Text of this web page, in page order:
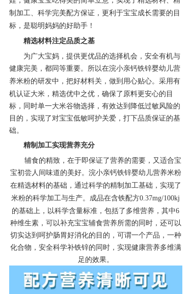
制加工、科学完美配方保证，更利于宝宝成长需要的目
标，是聪明妈妈的好助手！
精选材料注定品质之基
为广大宝妈，提供更优品的选择机会，安全有机与
健康完美，都同等重要。所以在浣小亲钙铁锌婴幼儿营
养米粉的研发中，把好材料关，做到用心贴心。采用有
机认证大米，精选优中之优，确保了原料更安心的目
标，同时单一大米谷物选择，有效达到降低过敏风险的
目的，实现了对宝宝低敏呵护关爱，打下品质保证的基
础。
精制加工实现营养充分
辅食的精致，在于即保证了营养的需要，又适合宝
宝初尝人间味道的美好。 浣小亲钙铁锌婴幼儿营养米粉
在精选材料的基础，通过科学的精制加工基础，实现了
米粉的科学加工与生产。成品在含铁配方0.37mg/100kj
的基础上，以科学含量标准，包括了多维营养，其中6
种维生素，可以补充宝宝辅食营养所需的同时，还可以
切实达到呵护肠胃好消化的目的，可谓一个产品，一种
化合物，安全科学补铁锌的同时，实现健康营养多维满
足的效果。